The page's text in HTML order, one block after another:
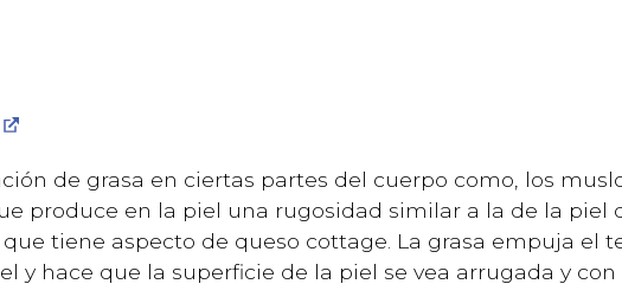
de grasa en ciertas partes del cuerpo como, los
produce en la piel una rugosidad similar a la de la piel
tiene aspecto de queso cottage. La grasa empuja el
y hace que la superficie de la piel se vea arrugada y con